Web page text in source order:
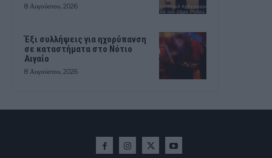
8 Αυγούστου, 2026
Έξι συλλήψεις για ηχορύπανση
σε καταστήματα στο Νότιο
Αιγαίο
8 Αυγούστου, 2026